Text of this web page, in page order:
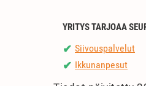
YRITYS TARJOAA
✔ Siivouspalvelut
✔ Ikkunanpesut